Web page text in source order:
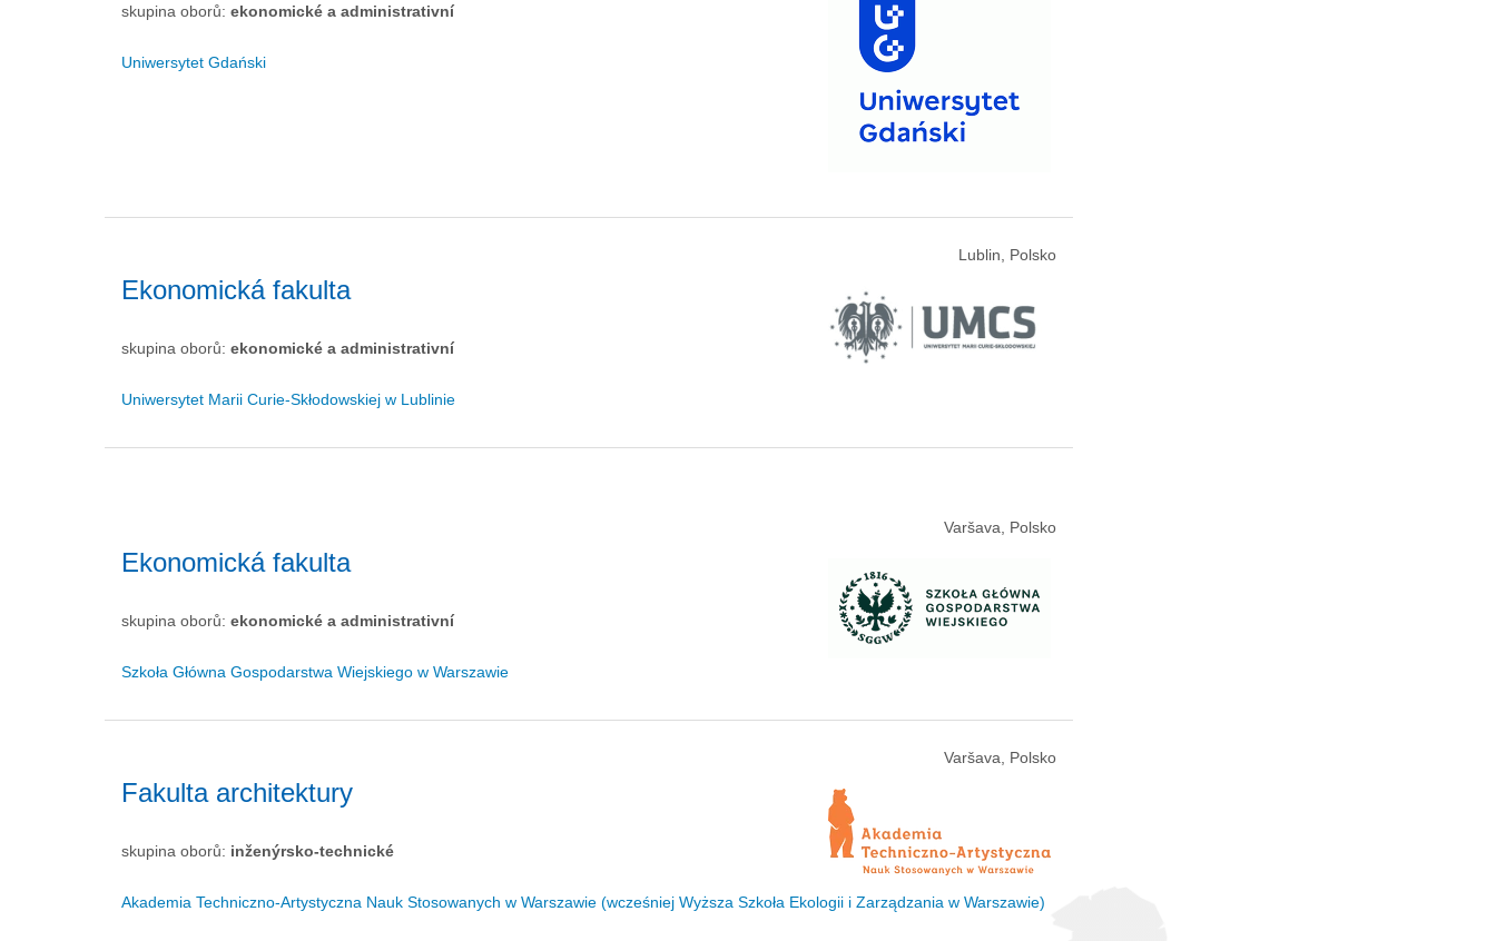
skupina oborů: ekonomické a administrativní
Uniwersytet Gdański
Lublin, Polsko
Ekonomická fakulta
skupina oborů: ekonomické a administrativní
Uniwersytet Marii Curie-Skłodowskiej w Lublinie
Varšava, Polsko
Ekonomická fakulta
skupina oborů: ekonomické a administrativní
Szkoła Główna Gospodarstwa Wiejskiego w Warszawie
Varšava, Polsko
Fakulta architektury
skupina oborů: inženýrsko-technické
Akademia Techniczno-Artystyczna Nauk Stosowanych w Warszawie (wcześniej Wyższa Szkoła Ekologii i Zarządzania w Warszawie)